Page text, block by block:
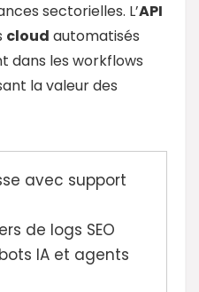
sectorielles. L’API
cloud automatisés
dans les workflows
la valeur des
avec support
de logs SEO
IA et agents